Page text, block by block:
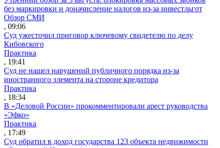
без маркировки и доначисление налогов из-за инвестльгот
Обзор СМИ
, 09:06
Суд ужесточил приговор ключевому свидетелю по делу
Кибовского
Практика
, 19:41
Суд не нашел нарушений публичного порядка из-за
иностранного элемента на стороне кредитора
Практика
, 18:34
В «Деловой России» прокомментировали арест руководства
«Эфко»
Практика
, 17:49
Суд обратил в доход государства 123 объекта недвижимости